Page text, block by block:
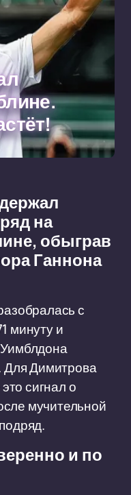
на
обыграв
Ганнона
с
минуту и
Для Димитрова
сигнал о
мучительной
и по